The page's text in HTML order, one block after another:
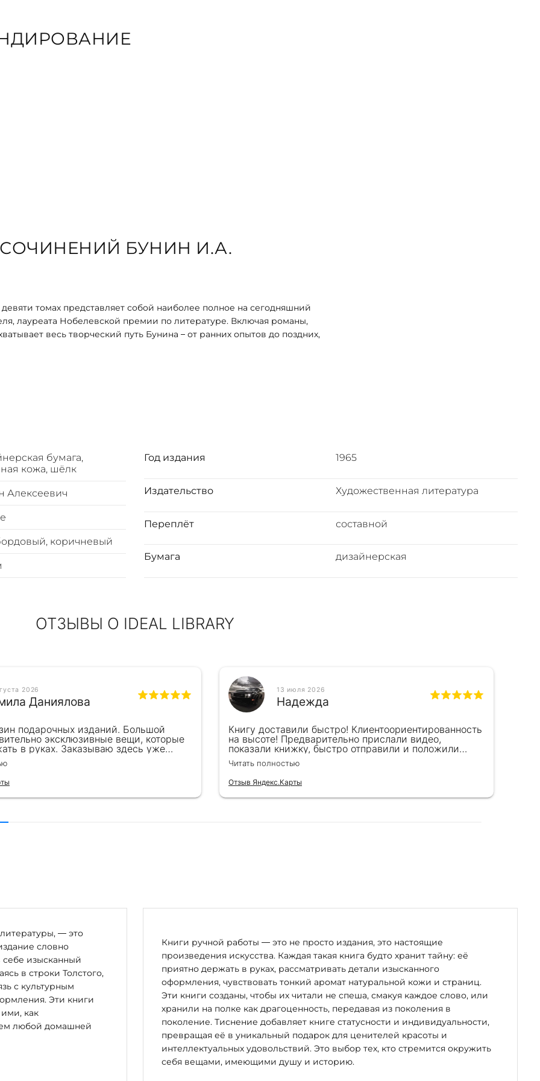
БУНИН И.А.
томах представляет собой наиболее полное на сегодняшний
Нобелевской премии по литературе. Включая романы,
весь творческий путь Бунина – от ранних опытов до поздних,
тем любви, смерти, времени и предназначения человека.
бумага
бумага,
кожа, шёлк
Алексеевич
коричневый
Год издания 1965
Издательство Художественная литература
Переплёт составной
Бумага дизайнерская
ОТЗЫВЫ О IDEAL LIBRARY
2026
Даниялова
подарочных изданий. Большой
эксклюзивные вещи, которые
в руках. Заказываю здесь уже
бизнес-партнеров, всегда всё
общения с консультантами до
книг. Однозначно рекомендую
13 июля 2026
Надежда
Книгу доставили быстро! Клиентоориентированность
на высоте! Предварительно прислали видео,
показали книжку, быстро отправили и положили
подарочек) Спасибо!!!
Читать полностью
Отзыв Яндекс.Карты
— это
словно
себе изысканный
в строки Толстого,
с культурным
Эти книги
как
любой домашней
Книги ручной работы — это не просто издания, это настоящие
произведения искусства. Каждая такая книга будто хранит тайну: её
приятно держать в руках, рассматривать детали изысканного
оформления, чувствовать тонкий аромат натуральной кожи и страниц.
Эти книги созданы, чтобы их читали не спеша, смакуя каждое слово, или
хранили на полке как драгоценность, передавая из поколения в
поколение. Тиснение добавляет книге статусности и индивидуальности,
превращая её в уникальный подарок для ценителей красоты и
интеллектуальных удовольствий. Это выбор тех, кто стремится окружить
себя вещами, имеющими душу и историю.